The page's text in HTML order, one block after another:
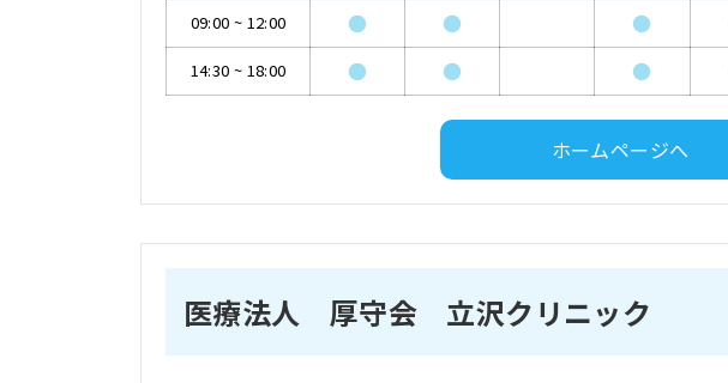
09:00 ~ 12:00 ● ● ●
14:30 ~ 18:00 ● ● ●
ホームページへ
医療法人 厚守会 立沢クリニック